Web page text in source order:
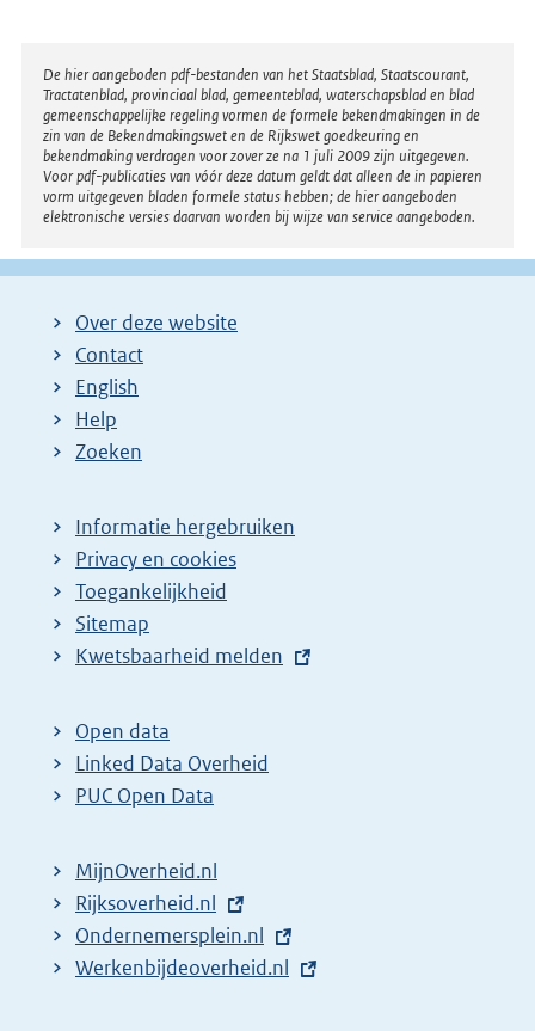
Disclaimer
De hier aangeboden pdf-bestanden van het Staatsblad, Staatscourant,
Tractatenblad, provinciaal blad, gemeenteblad, waterschapsblad en blad
gemeenschappelijke regeling vormen de formele bekendmakingen in de
zin van de Bekendmakingswet en de Rijkswet goedkeuring en
bekendmaking verdragen voor zover ze na 1 juli 2009 zijn uitgegeven.
Voor pdf-publicaties van vóór deze datum geldt dat alleen de in papieren
vorm uitgegeven bladen formele status hebben; de hier aangeboden
elektronische versies daarvan worden bij wijze van service aangeboden.
Over deze website
Contact
English
Help
Zoeken
Informatie hergebruiken
Privacy en cookies
Toegankelijkheid
Sitemap
E
t
e
r
l
i
n
k
Kwetsbaarheid melden
Open data
Linked Data Overheid
PUC Open Data
MijnOverheid.nl
E
x
t
Rijksoverheid.nl
E
x
Ondernemersplein.nl
E
Werkenbijdeoverheid.nl